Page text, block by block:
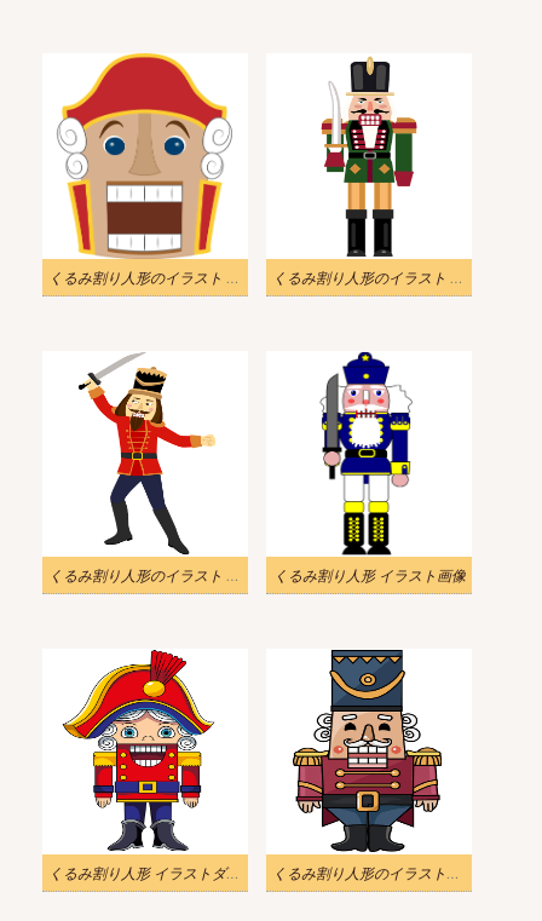
くるみ割り人形のイラスト PNG イメージ 2 くるみ割り人形のイラスト PNG イメージ
くるみ割り人形のイラスト png 無料 くるみ割り人形 イラスト画像
くるみ割り人形 イラストダウンロード くるみ割り人形のイラスト画像 2